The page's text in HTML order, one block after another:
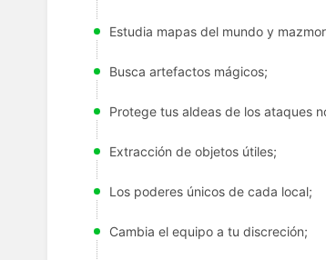
Estudia mapas del mundo y
Busca artefactos mágicos;
Protege tus aldeas de los ataques
Extracción de objetos útiles;
Los poderes únicos de cada local;
Cambia el equipo a tu discreción;